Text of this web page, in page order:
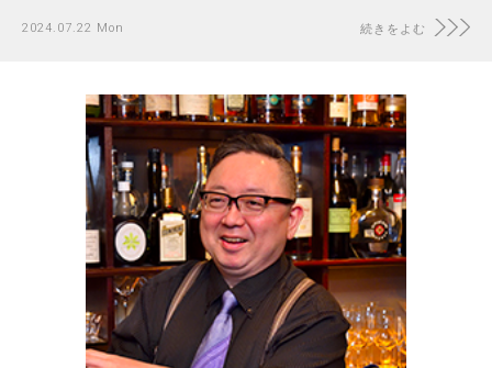
2024.07.22 Mon 続きをよむ